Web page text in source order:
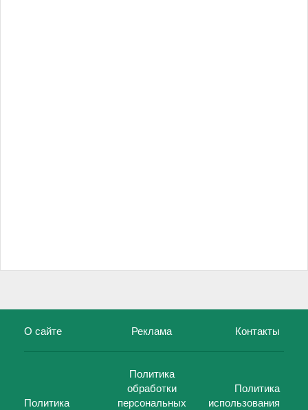
О сайте Реклама Контакты
Политика
Политика
обработки
персональных
Политика
использования